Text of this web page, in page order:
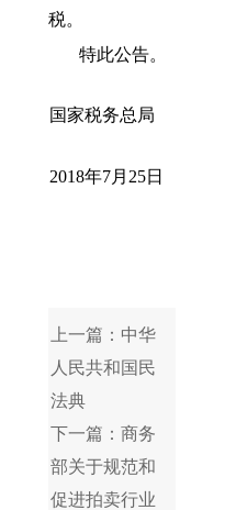
税。
特此公告。
国家税务总局
2018年7月25日
上一篇：中华
人民共和国民
法典
下一篇：商务
部关于规范和
促进拍卖行业